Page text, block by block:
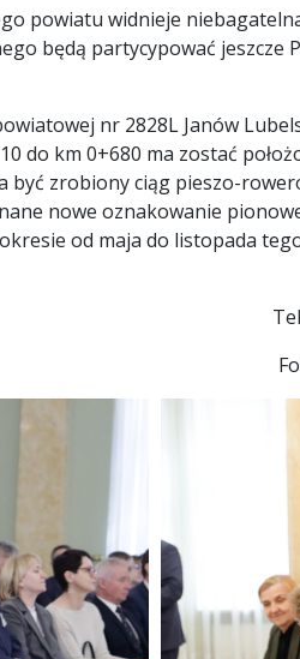
powiatu widnieje
będą partycypować jeszcze
nr 2828L Janów
do km 0+680 ma zostać
być zrobiony ciąg pieszo-
nowe oznakowanie
od maja do listopada